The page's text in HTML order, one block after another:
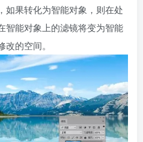
如果转化为智能对象，则在处
智能对象上的滤镜将变为智能
的空间。